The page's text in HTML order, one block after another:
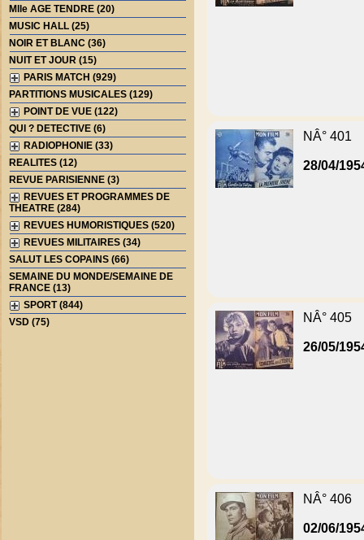
Mlle AGE TENDRE (20)
MUSIC HALL (25)
NOIR ET BLANC (36)
NUIT ET JOUR (15)
PARIS MATCH (929)
PARTITIONS MUSICALES (129)
POINT DE VUE (122)
QUI ? DETECTIVE (6)
RADIOPHONIE (33)
REALITES (12)
REVUE PARISIENNE (3)
REVUES ET PROGRAMMES DE
THEATRE (284)
REVUES HUMORISTIQUES (520)
REVUES MILITAIRES (34)
SALUT LES COPAINS (66)
SEMAINE DU MONDE/SEMAINE DE
FRANCE (13)
SPORT (844)
VSD (75)
NÂ° 401
28/04/
NÂ° 405
26/05/
NÂ° 406
02/06/